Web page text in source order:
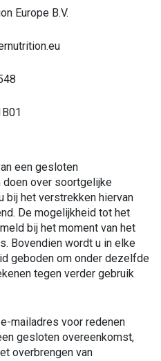
Europe B.V.
een gesloten
doen over soortgelijke
bij het verstrekken hiervan
De mogelijkheid tot het
bij het moment van het
Bovendien wordt u in elke
geboden om onder dezelfde
tegen verder gebruik
mailadres voor redenen
gesloten overeenkomst,
overbrengen van